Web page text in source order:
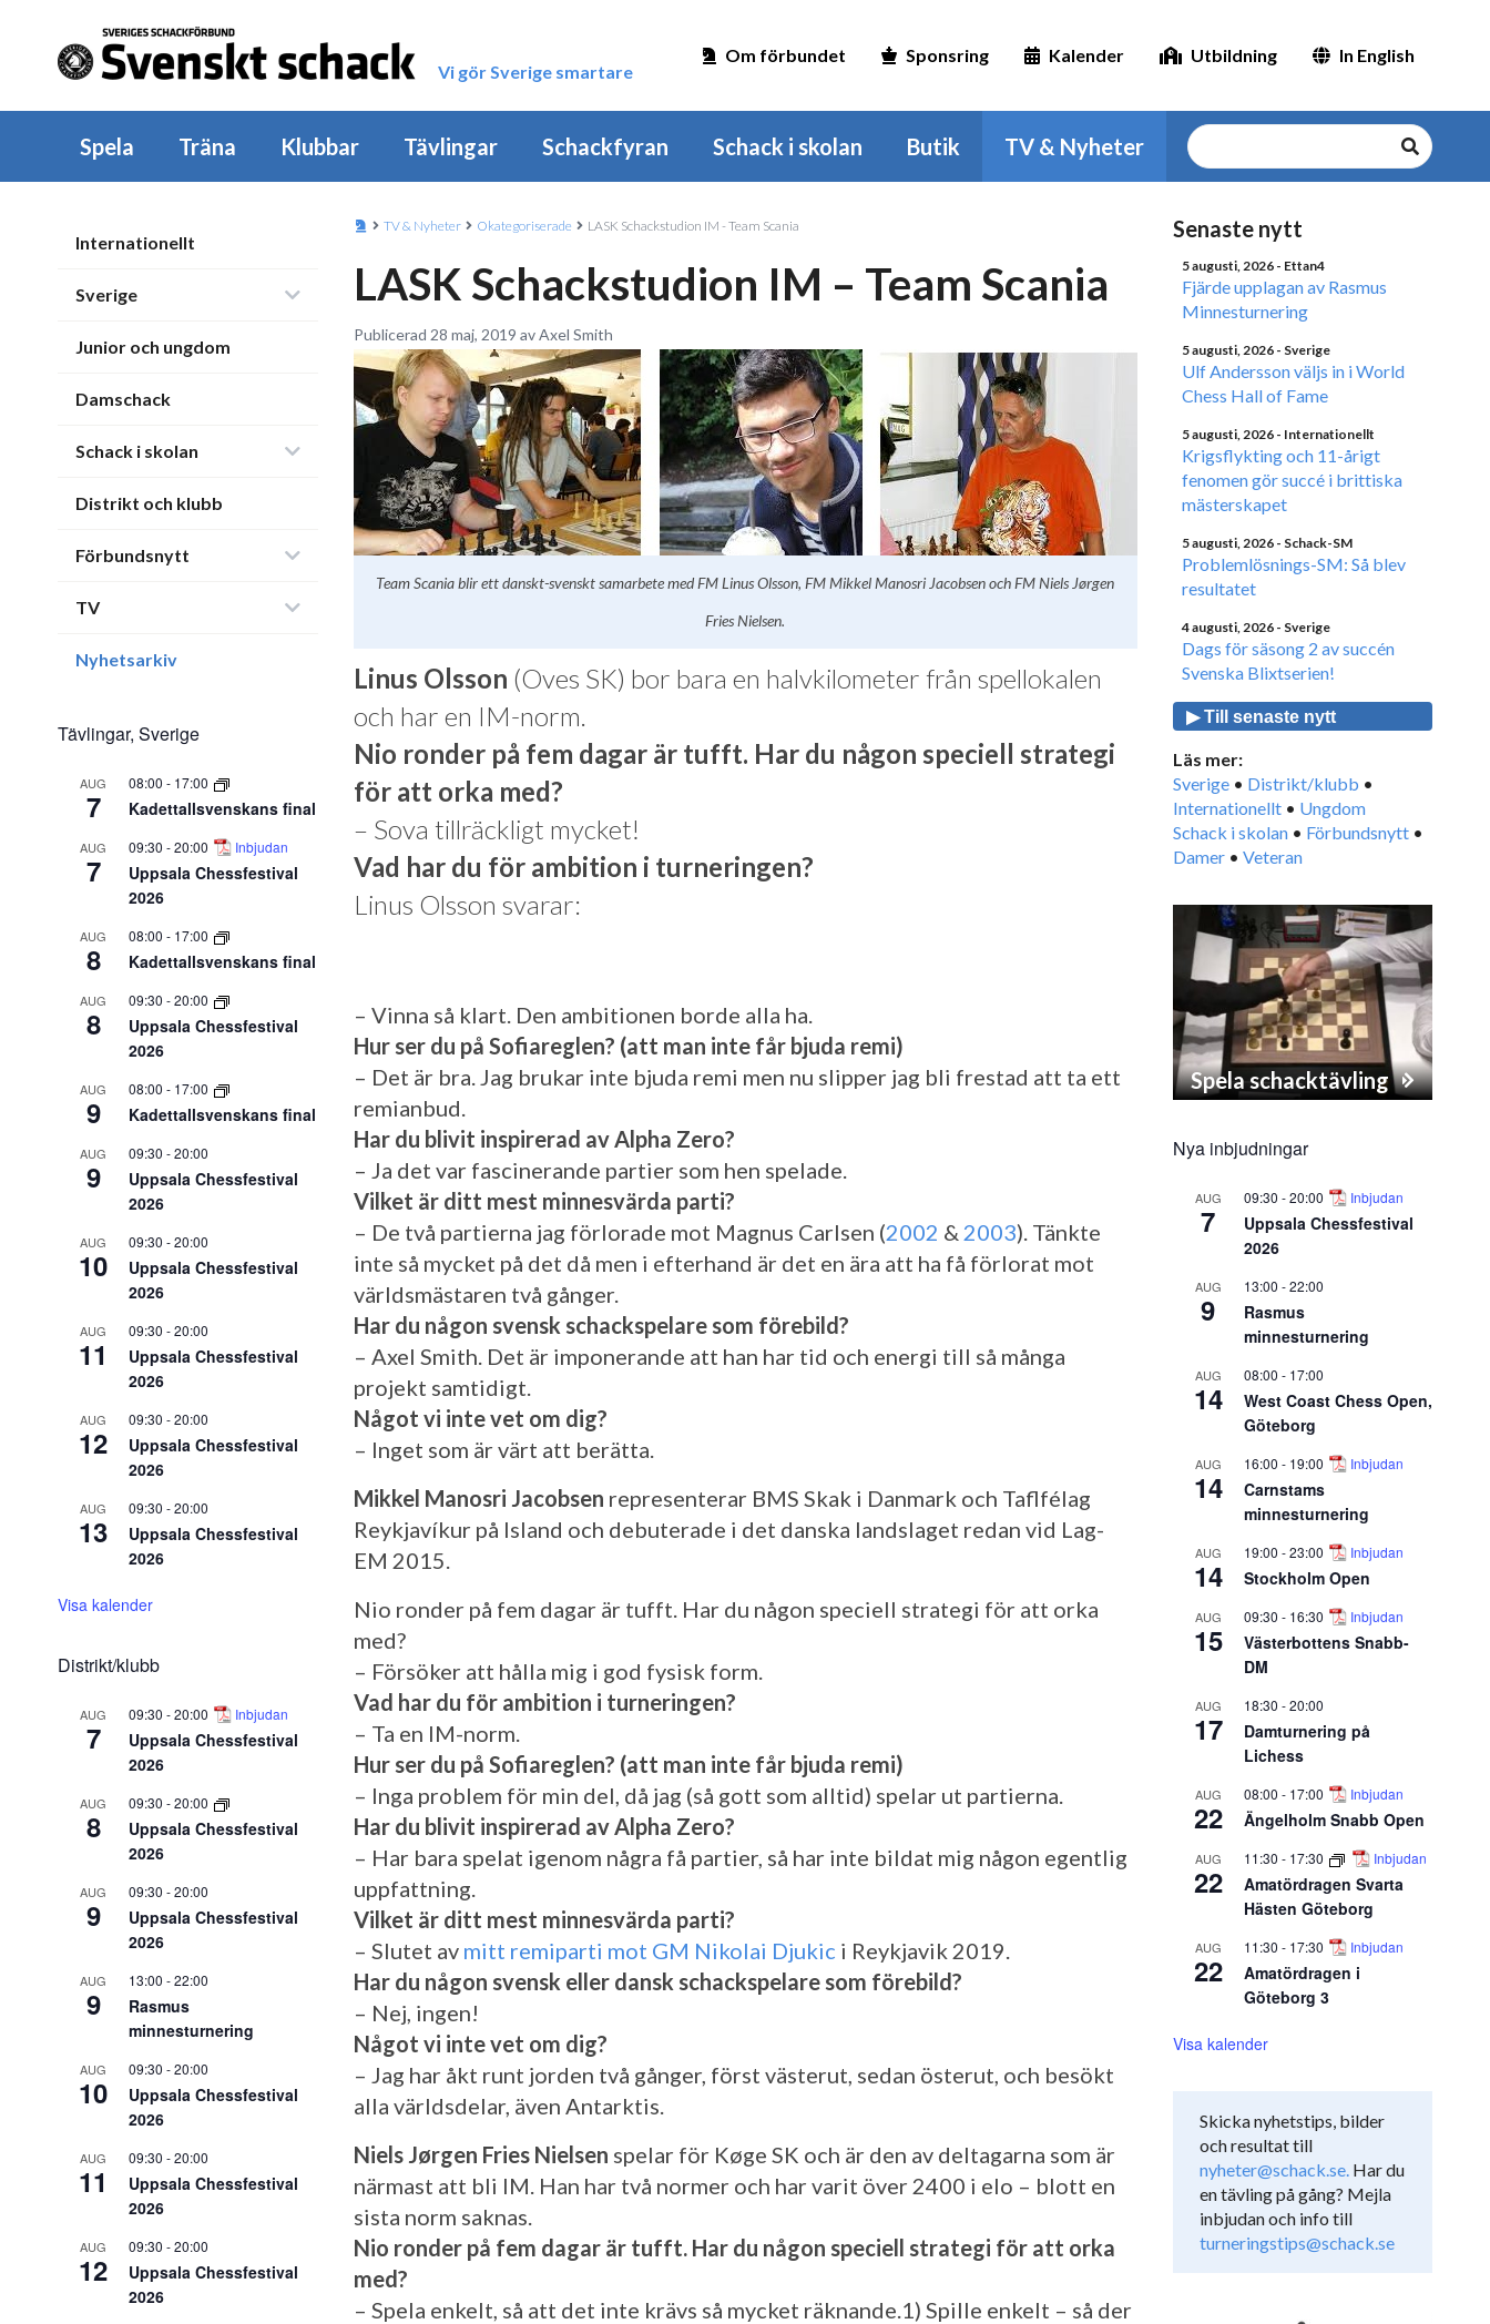
Vi gör Sverige smartare
Om förbundet Sponsring Kalender Utbildning In English
Spela Träna Klubbar Tävlingar Schackfyran Schack i skolan Butik TV & Nyheter
Internationellt
Sverige
Junior och ungdom
Damschack
Schack i skolan
Distrikt och klubb
Förbundsnytt
TV
Nyhetsarkiv
Tävlingar, Sverige
AUG
7
08:00 - 17:00
Kadettallsvenskans final
AUG
7
09:30 -20:00 Inbjudan
Uppsala Chessfestival
2026
AUG
8
08:00 - 17:00
Kadettallsvenskans final
AUG
8
09:30 -20:00
Uppsala Chessfestival
2026
AUG
9
08:00 - 17:00
Kadettallsvenskans final
AUG
9
09:30 -20:00
Uppsala Chessfestival
2026
AUG
10
09:30 -20:00
Uppsala Chessfestival
2026
AUG
11
09:30 -20:00
Uppsala Chessfestival
2026
AUG
12
09:30 -20:00
Uppsala Chessfestival
2026
AUG
13
09:30 -20:00
Uppsala Chessfestival
2026
Visa kalender
Distrikt/klubb
AUG
7
09:30 -20:00 Inbjudan
Uppsala Chessfestival
2026
AUG
8
09:30 -20:00
Uppsala Chessfestival
2026
AUG
9
09:30 -20:00
Uppsala Chessfestival
2026
AUG
9
13:00 -22:00
Rasmus
minnesturnering
AUG
10
09:30 -20:00
Uppsala Chessfestival
2026
AUG
11
09:30 -20:00
Uppsala Chessfestival
2026
AUG
12
09:30 -20:00
Uppsala Chessfestival
2026
TV & Nyheter Okategoriserade LASK Schackstudion IM - Team Scania
LASK Schackstudion IM – Team Scania
Publicerad 28 maj, 2019 av Axel Smith
Team Scania blir ett danskt-svenskt samarbete med FM Linus Olsson, FM Mikkel Manosri Jacobsen och FM Niels Jørgen
Fries Nielsen.
Linus Olsson (Oves SK) bor bara en halvkilometer från spellokalen
och har en IM-norm.
Nio ronder på fem dagar är tufft. Har du någon speciell strategi
för att orka med?
– Sova tillräckligt mycket!
Vad har du för ambition i turneringen?
Linus Olsson svarar:
– Vinna så klart. Den ambitionen borde alla ha.
Hur ser du på Sofiareglen? (att man inte får bjuda remi)
– Det är bra. Jag brukar inte bjuda remi men nu slipper jag bli frestad att ta ett
remianbud.
Har du blivit inspirerad av Alpha Zero?
– Ja det var fascinerande partier som hen spelade.
Vilket är ditt mest minnesvärda parti?
– De två partierna jag förlorade mot Magnus Carlsen (2002 & 2003). Tänkte
inte så mycket på det då men i efterhand är det en ära att ha få förlorat mot
världsmästaren två gånger.
Har du någon svensk schackspelare som förebild?
– Axel Smith. Det är imponerande att han har tid och energi till så många
projekt samtidigt.
Något vi inte vet om dig?
– Inget som är värt att berätta.
Mikkel Manosri Jacobsen representerar BMS Skak i Danmark och Taflfélag
Reykjavíkur på Island och debuterade i det danska landslaget redan vid Lag-
EM 2015.
Nio ronder på fem dagar är tufft. Har du någon speciell strategi för att orka
med?
– Försöker att hålla mig i god fysisk form.
Vad har du för ambition i turneringen?
– Ta en IM-norm.
Hur ser du på Sofiareglen? (att man inte får bjuda remi)
– Inga problem för min del, då jag (så gott som alltid) spelar ut partierna.
Har du blivit inspirerad av Alpha Zero?
– Har bara spelat igenom några få partier, så har inte bildat mig någon egentlig
uppfattning.
Vilket är ditt mest minnesvärda parti?
– Slutet av mitt remiparti mot GM Nikolai Djukic i Reykjavik 2019.
Har du någon svensk eller dansk schackspelare som förebild?
– Nej, ingen!
Något vi inte vet om dig?
– Jag har åkt runt jorden två gånger, först västerut, sedan österut, och besökt
alla världsdelar, även Antarktis.
Niels Jørgen Fries Nielsen spelar för Køge SK och är den av deltagarna som är
närmast att bli IM. Han har två normer och har varit över 2400 i elo – blott en
sista norm saknas.
Nio ronder på fem dagar är tufft. Har du någon speciell strategi för att orka
med?
– Spela enkelt, så att det inte krävs så mycket räknande.1) Spille enkelt – så der
Senaste nytt
5 augusti, 2026 - Ettan4
Fjärde upplagan av Rasmus
Minnesturnering
5 augusti, 2026 - Sverige
Ulf Andersson väljs in i World
Chess Hall of Fame
5 augusti, 2026 - Internationellt
Krigsflykting och 11-årigt
fenomen gör succé i brittiska
mästerskapet
5 augusti, 2026 - Schack-SM
Problemlösnings-SM: Så blev
resultatet
4 augusti, 2026 - Sverige
Dags för säsong 2 av succén
Svenska Blixtserien!
▶ Till senaste nytt
Läs mer:
Sverige• Distrikt/klubb •
Internationellt• Ungdom
Schack i skolan• Förbundsnytt•
Damer• Veteran
Spela schacktävling
Nya inbjudningar
AUG
7
09:30 -20:00 Inbjudan
Uppsala Chessfestival
2026
AUG
9
13:00 -22:00
Rasmus
minnesturnering
AUG
14
08:00 - 17:00
West Coast Chess Open,
Göteborg
AUG
14
16:00 - 19:00 Inbjudan
Carnstams
minnesturnering
AUG
14
19:00 -23:00 Inbjudan
Stockholm Open
AUG
15
09:30 - 16:30 Inbjudan
Västerbottens Snabb-
DM
AUG
17
18:30 -20:00
Damturnering på
Lichess
AUG
22
08:00 - 17:00 Inbjudan
Ängelholm Snabb Open
AUG
22
11:30 - 17:30 Inbjudan
Amatördragen Svarta
Hästen Göteborg
AUG
22
11:30 - 17:30 Inbjudan
Amatördragen i
Göteborg 3
Visa kalender
Skicka nyhetstips, bilder
och resultat till
nyheter@schack.se.Har du
en tävling på gång? Mejla
inbjudan och info till
turneringstips@schack.se